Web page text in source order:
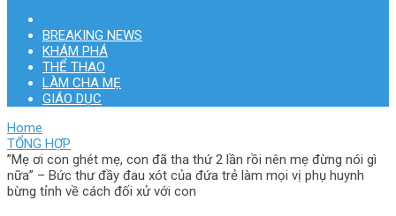
BREAKING NEWS
KHÁM PHÁ
THỂ THAO
LÀM CHA MẸ
GIÁO DỤC
Home
TỔNG HỢP
”Mẹ ơi con ghét mẹ, con đã tha thứ 2 lần rồi nên mẹ đừng nói gì
nữa” – Bức thư đầy đau xót của đứa trẻ làm mọi vị phụ huynh
bừng tỉnh về cách đối xử với con